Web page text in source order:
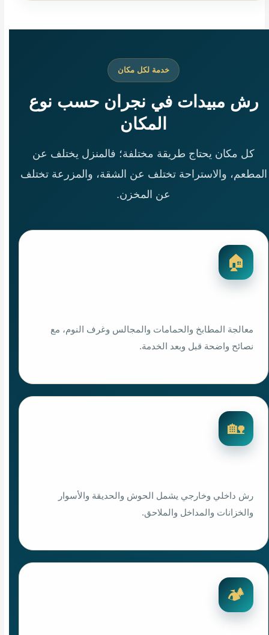
خدمة لكل مكان
رش مبيدات في نجران حسب نوع
المكان
كل مكان يحتاج طريقة مختلفة؛ فالمنزل يختلف عن
المطعم، والاستراحة تختلف عن الشقة، والمزرعة تختلف
عن المخزن.
🏠
معالجة المطابخ والحمامات والمجالس وغرف النوم، مع
نصائح واضحة قبل وبعد الخدمة.
🏡
رش داخلي وخارجي يشمل الحوش والحديقة والأسوار
والخزانات والمداخل والملاحق.
🏕️